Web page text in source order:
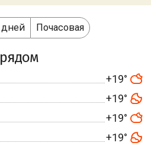
дней Почасовая
+19°
+19°
+19°
+19°